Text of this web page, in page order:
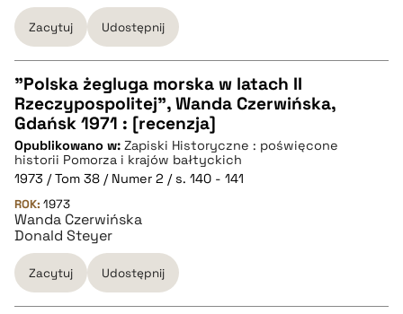
pobierz cytat
Zacytuj Udostępnij
CZYSTY TEKST
pobierz cytat
BIBTEX
pobierz cytat
"Polska żegluga morska w latach II
Rzeczypospolitej", Wanda Czerwińska,
Gdańsk 1971 : [recenzja]
Opublikowano w: Zapiski Historyczne : poświęcone
historii Pomorza i krajów bałtyckich
1973 / Tom 38 / Numer 2 / s. 140 - 141
ROK: 1973
Wanda Czerwińska
Donald Steyer
Zacytuj Udostępnij